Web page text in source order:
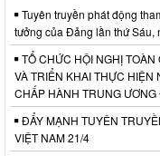
Tuyên truyền phát động
tưởng của Đảng lần thứ Sáu,
TỔ CHỨC HỘI NGHỊ
VÀ TRIỂN KHAI THỰC HIỆN
CHẤP HÀNH TRUNG
ĐẨY MẠNH TUYÊN
VIỆT NAM 21/4